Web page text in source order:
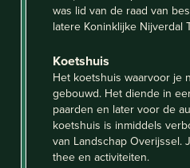
was lid van de raad van
latere Koninklijke Nijverdal
Koetshuis
Het koetshuis waarvoor je
gebouwd. Het diende in
paarden en later voor de
koetshuis is inmiddels
van Landschap Overijssel.
thee en activiteiten.